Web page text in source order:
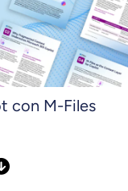
con M-Files